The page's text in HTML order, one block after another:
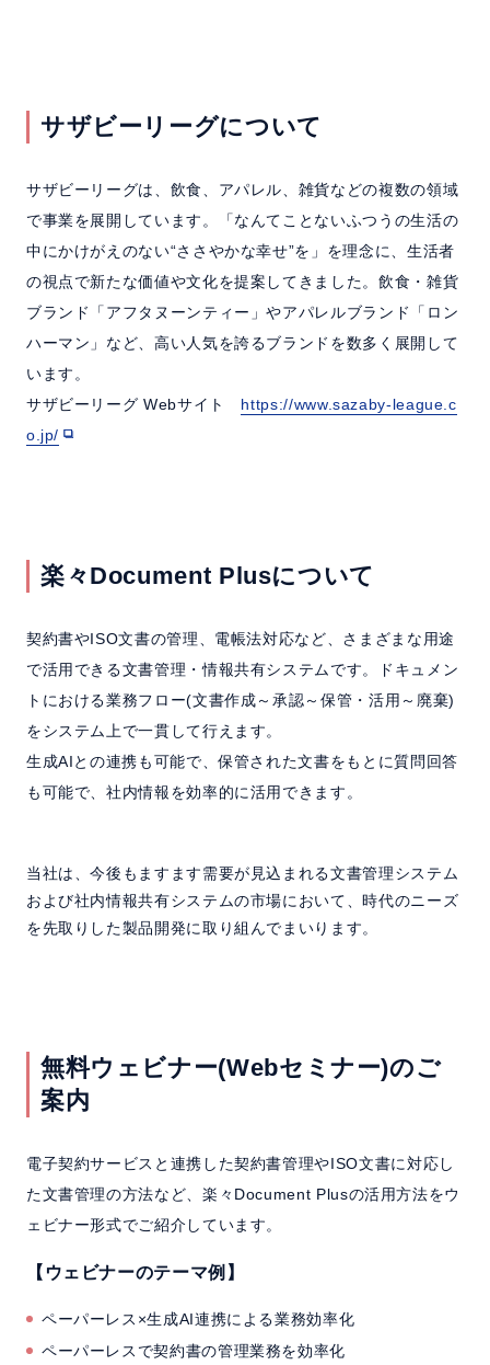
サザビーリーグについて
サザビーリーグは、飲食、アパレル、雑貨などの複数の領域
で事業を展開しています。「なんてことないふつうの生活の
中にかけがえのない“ささやかな幸せ”を」を理念に、生活者
の視点で新たな価値や文化を提案してきました。飲食・雑貨
ブランド「アフタヌーンティー」やアパレルブランド「ロン
ハーマン」など、高い人気を誇るブランドを数多く展開して
います。
サザビーリーグ Webサイト https://www.sazaby-league.c
o.jp/
楽々Document Plusについて
契約書やISO文書の管理、電帳法対応など、さまざまな用途
で活用できる文書管理・情報共有システムです。ドキュメン
トにおける業務フロー(文書作成～承認～保管・活用～廃棄)
をシステム上で一貫して行えます。
生成AIとの連携も可能で、保管された文書をもとに質問回答
も可能で、社内情報を効率的に活用できます。
当社は、今後もますます需要が見込まれる文書管理システム
および社内情報共有システムの市場において、時代のニーズ
を先取りした製品開発に取り組んでまいります。
無料ウェビナー(Webセミナー)のご
案内
電子契約サービスと連携した契約書管理やISO文書に対応し
た文書管理の方法など、楽々Document Plusの活用方法をウ
ェビナー形式でご紹介しています。
【ウェビナーのテーマ例】
ペーパーレス×生成AI連携による業務効率化
ペーパーレスで契約書の管理業務を効率化